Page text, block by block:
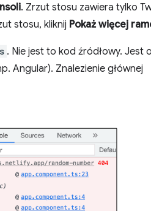
. Zrzut stosu zawiera tylko
stosu, kliknij Pokaż więcej
. Nie jest to kod źródłowy. Jest
Angular). Znalezienie głównej